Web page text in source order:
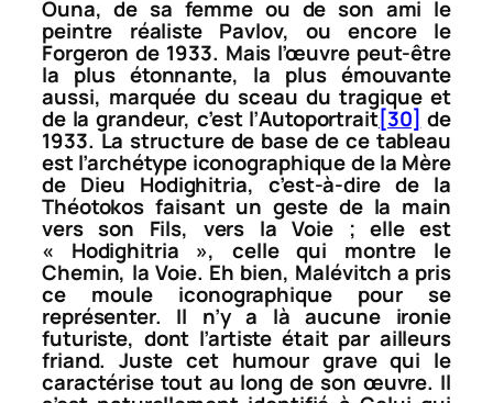
Ouna, de sa femme ou de son ami le
peintre réaliste Pavlov, ou encore le
Forgeronde 1933. Mais l’œuvre peut-être
la plus étonnante, la plus émouvante
aussi, marquée du sceau du tragique et
de la grandeur, c’est l’Autoportrait[30] de
1933. La structure de base de ce tableau
est l’archétype iconographique de la Mère
de Dieu Hodighitria, c’est-à-dire de la
Théotokos faisant un geste de la main
vers son Fils, vers la Voie ; elle est
« Hodighitria », celle qui montre le
Chemin, la Voie. Eh bien, Malévitch a pris
ce moule iconographique pour se
représenter. Il n’y a là aucune ironie
futuriste, dont l’artiste était par ailleurs
friand. Juste cet humour grave qui le
caractérise tout au long de son œuvre. Il